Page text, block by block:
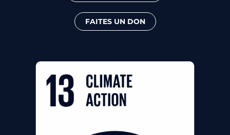
FAITES UN DON